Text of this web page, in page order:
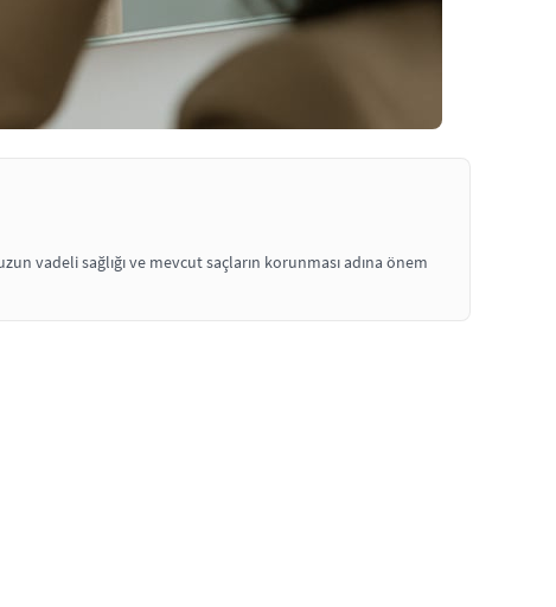
vadeli sağlığı ve mevcut saçların korunması adına önem